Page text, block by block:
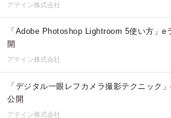
アテイン株式会社
「Adobe Photoshop Lightroom 5使い方」e
開
アテイン株式会社
「デジタル一眼レフカメラ撮影テクニック
公開
アテイン株式会社